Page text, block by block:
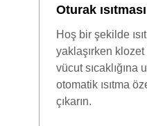
Oturak ısıtması
Hoş bir şekilde
yaklaşırken klozet
vücut sıcaklığına
otomatik ısıtma
çıkarın.